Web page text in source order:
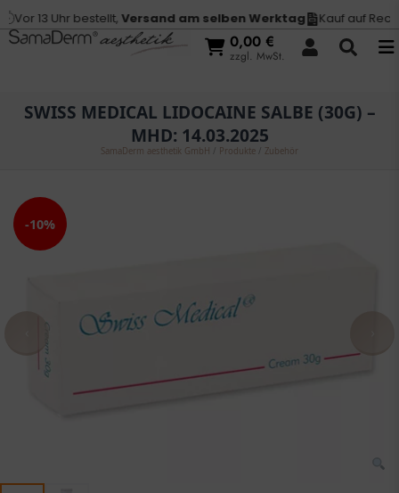
Vor 13 Uhr bestellt,Versand am selben Werktag Kauf auf
0,00 €
zzgl. MwSt.
SWISS MEDICAL LIDOCAINE SALBE (30G) –
MHD: 14.03.2025
SamaDerm aesthetik GmbH Produkte Zubehör
-10%